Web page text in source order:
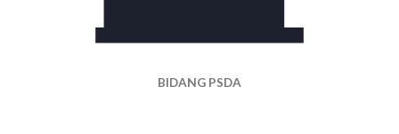
BIDANG PSDA